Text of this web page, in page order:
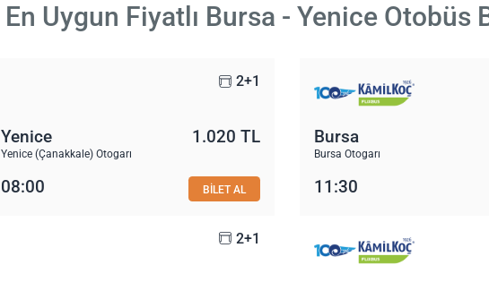
En Uygun Fiyatlı Bursa - Yenice Otobüs
2+1
Yenice
Yenice (Çanakkale) Otogarı
1.020 TL
08:00 BİLET AL
Bursa
Bursa Otogarı
11:30
2+1